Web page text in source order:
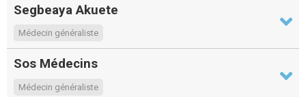
Segbeaya Akuete
Médecin généraliste
Sos Médecins
Médecin généraliste